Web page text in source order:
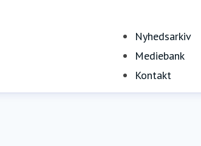
Nyhedsarkiv
Mediebank
Kontakt